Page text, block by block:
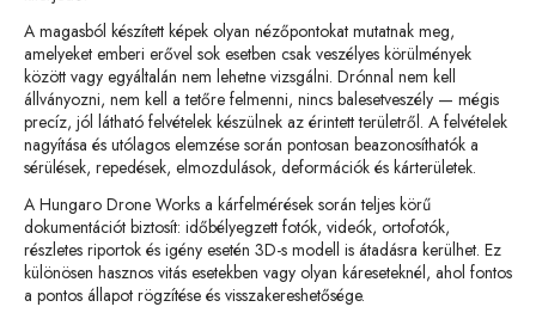
A magasból készített képek olyan nézőpontokat mutatnak meg,
amelyeket emberi erővel sok esetben csak veszélyes körülmények
között vagy egyáltalán nem lehetne vizsgálni. Drónnal nem kell
állványozni, nem kell a tetőre felmenni, nincs balesetveszély — mégis
precíz, jól látható felvételek készülnek az érintett területről. A felvételek
nagyítása és utólagos elemzése során pontosan beazonosíthatók a
sérülések, repedések, elmozdulások, deformációk és kárterületek.
A Hungaro Drone Works a kárfelmérések során teljes körű
dokumentációt biztosít: időbélyegzett fotók, videók, ortofotók,
részletes riportok és igény esetén 3D-s modell is átadásra kerülhet. Ez
különösen hasznos vitás esetekben vagy olyan káreseteknél, ahol fontos
a pontos állapot rögzítése és visszakereshetősége.